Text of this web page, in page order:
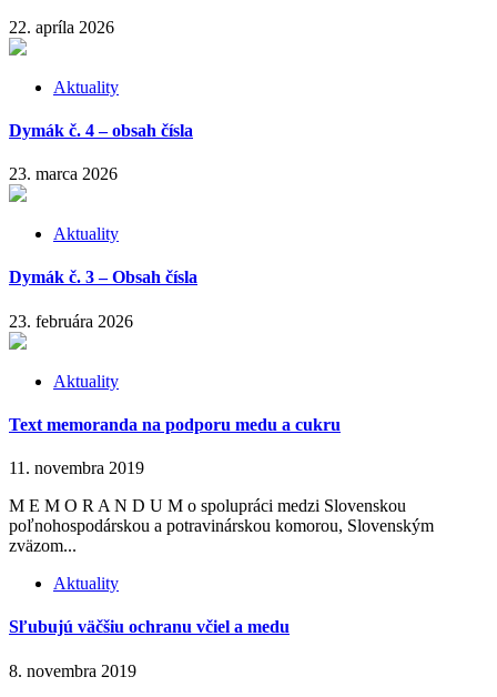
22. apríla 2026
Aktuality
Dymák č. 4 – obsah čísla
23. marca 2026
Aktuality
Dymák č. 3 – Obsah čísla
23. februára 2026
Aktuality
Text memoranda na podporu medu a cukru
11. novembra 2019
M E M O R A N D U M o spolupráci medzi Slovenskou
poľnohospodárskou a potravinárskou komorou, Slovenským
zväzom...
Aktuality
Sľubujú väčšiu ochranu včiel a medu
8. novembra 2019